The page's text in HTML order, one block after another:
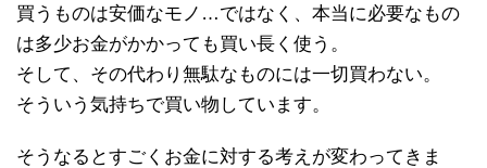
買うものは安価なモノ…ではなく、本当に必要なもの
は多少お金がかかっても買い長く使う。
そして、その代わり無駄なものには一切買わない。
そういう気持ちで買い物しています。
そうなるとすごくお金に対する考えが変わってきま